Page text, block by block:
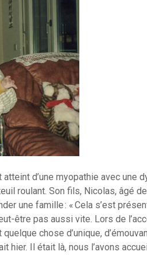
atteint d’une myopathie avec
roulant. Son fils, Nicolas, âgé
une famille : « Cela s’est
être pas aussi vite. Lors de
chose d’unique,
hier. Il était là, nous l’avons